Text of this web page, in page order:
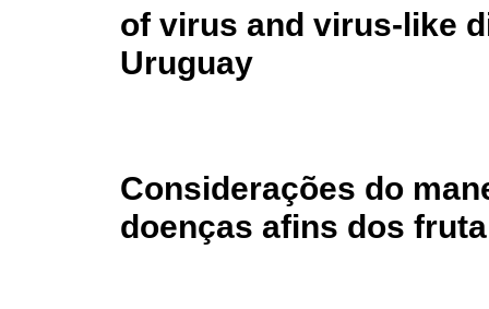
of virus and virus-like
Uruguay
Considerações do
doenças afins dos